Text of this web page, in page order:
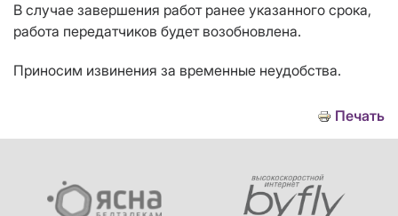
В случае завершения работ ранее указанного срока,
работа передатчиков будет возобновлена.
Приносим извинения за временные неудобства.
Печать